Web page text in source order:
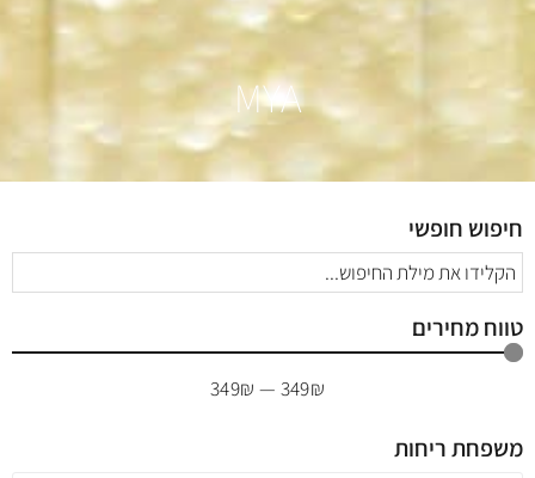
MYA
חיפוש חופשי
טווח מחירים
349₪
—
349₪
משפחת ריחות